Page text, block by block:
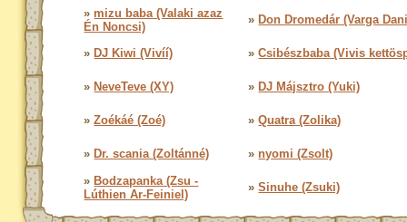
» mizu baba (Valaki azaz
Én Noncsi)
» Don Dromedár (Varga
» DJ Kiwi (Vivíí) »Csibészbaba (Vivis
» NeveTeve (XY) » DJ Májsztro (Yuki)
»Zoékáé (Zoé) »Quatra (Zolika)
» Dr. scania (Zoltánné) » nyomi (Zsolt)
» Bodzapanka (Zsu -
Lúthien Ar-Feiniel)
»Sinuhe (Zsuki)